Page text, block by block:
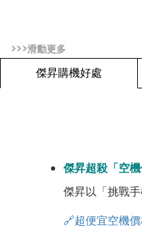
傑昇購機好處
傑昇超殺「空
傑昇以「挑戰
🔗超便宜空機